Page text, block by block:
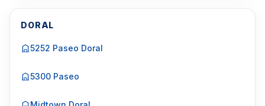
DORAL
5252 Paseo Doral
5300 Paseo